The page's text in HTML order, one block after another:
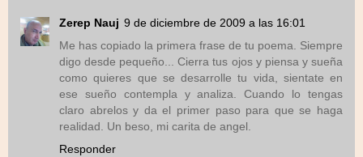
Zerep Nauj 9 de diciembre de 2009 a las 16:01
Me has copiado la primera frase de tu poema. Siempre
digo desde pequeño... Cierra tus ojos y piensa y sueña
como quieres que se desarrolle tu vida, sientate en
ese sueño contempla y analiza. Cuando lo tengas
claro abrelos y da el primer paso para que se haga
realidad. Un beso, mi carita de angel.
Responder